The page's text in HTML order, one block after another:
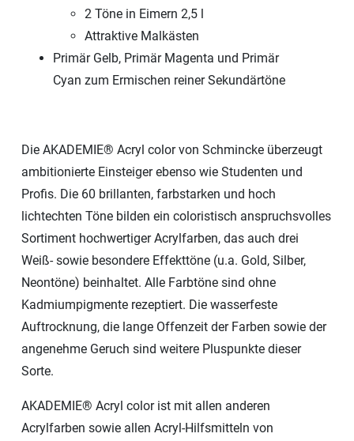
2 Töne in Eimern 2,5 l
Attraktive Malkästen
Primär Gelb, Primär Magenta und Primär
Cyan zum Ermischen reiner Sekundärtöne
Die AKADEMIE® Acryl color von Schmincke überzeugt
ambitionierte Einsteiger ebenso wie Studenten und
Profis. Die 60 brillanten, farbstarken und hoch
lichtechten Töne bilden ein coloristisch anspruchsvolles
Sortiment hochwertiger Acrylfarben, das auch drei
Weiß- sowie besondere Effekttöne (u.a. Gold, Silber,
Neontöne) beinhaltet. Alle Farbtöne sind ohne
Kadmiumpigmente rezeptiert. Die wasserfeste
Auftrocknung, die lange Offenzeit der Farben sowie der
angenehme Geruch sind weitere Pluspunkte dieser
Sorte.
AKADEMIE® Acryl color ist mit allen anderen
Acrylfarben sowie allen Acryl-Hilfsmitteln von